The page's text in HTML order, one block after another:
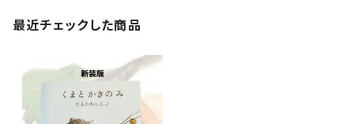
最近チェックした商品